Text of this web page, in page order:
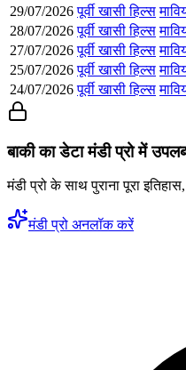
29/07/2026 पूर्वी खासी हिल्स
28/07/2026 पूर्वी खासी हिल्स
27/07/2026 पूर्वी खासी हिल्स
25/07/2026 पूर्वी खासी हिल्स
24/07/2026 पूर्वी खासी हिल्स
बाकी का डेटा मंडी प्रो में
मंडी प्रो के साथ पुराना पूरा
मंडी प्रो अनलॉक करें